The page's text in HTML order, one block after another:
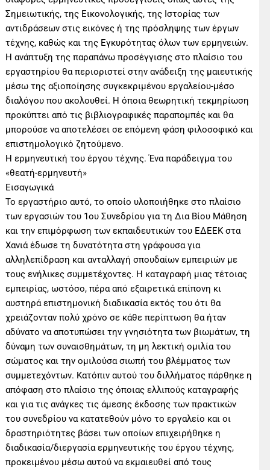
Σημειωτικής, της Εικονολογικής, της Ιστορίας των
αντιδράσεων στις εικόνες ή της πρόσληψης των έργων
τέχνης, καθώς και της Εγκυρότητας όλων των ερμηνειών.
Η ανάπτυξη της παραπάνω προσέγγισης στο πλαίσιο του
εργαστηρίου θα περιοριστεί στην ανάδειξη της μαιευτικής
μέσω της αξιοποίησης συγκεκριμένου εργαλείου-μέσο
διαλόγου που ακολουθεί. Η όποια θεωρητική τεκμηρίωση
προκύπτει από τις βιβλιογραφικές παραπομπές και θα
μπορούσε να αποτελέσει σε επόμενη φάση φιλοσοφικό και
επιστημολογικό ζητούμενο.
Η ερμηνευτική του έργου τέχνης. Ένα παράδειγμα του
«θεατή-ερμηνευτή»
Εισαγωγικά
Το εργαστήριο αυτό, το οποίο υλοποιήθηκε στο πλαίσιο
των εργασιών του 1ου Συνεδρίου για τη Δια Βίου Μάθηση
και την επιμόρφωση των εκπαιδευτικών του ΕΔΕΕΚ στα
Χανιά έδωσε τη δυνατότητα στη γράφουσα για
αλληλεπίδραση και ανταλλαγή σπουδαίων εμπειριών με
τους ενήλικες συμμετέχοντες. Η καταγραφή μιας τέτοιας
εμπειρίας, ωστόσο, πέρα από εξαιρετικά επίπονη κι
αυστηρά επιστημονική διαδικασία εκτός του ότι θα
χρειάζονταν πολύ χρόνο σε κάθε περίπτωση θα ήταν
αδύνατο να αποτυπώσει την γνησιότητα των βιωμάτων, τη
δύναμη των συναισθημάτων, τη μη λεκτική ομιλία του
σώματος και την ομιλούσα σιωπή του βλέμματος των
συμμετεχόντων. Κατόπιν αυτού του διλλήματος πάρθηκε η
απόφαση στο πλαίσιο της όποιας ελλιπούς καταγραφής
και για τις ανάγκες τις άμεσης έκδοσης των πρακτικών
του συνεδρίου να κατατεθούν μόνο το εργαλείο και οι
δραστηριότητες βάσει των οποίων επιχειρήθηκε η
διαδικασία/διεργασία ερμηνευτικής του έργου τέχνης,
προκειμένου μέσω αυτού να εκμαιευθεί από τους